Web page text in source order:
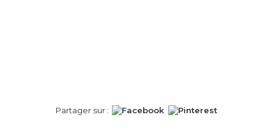
Partager sur :